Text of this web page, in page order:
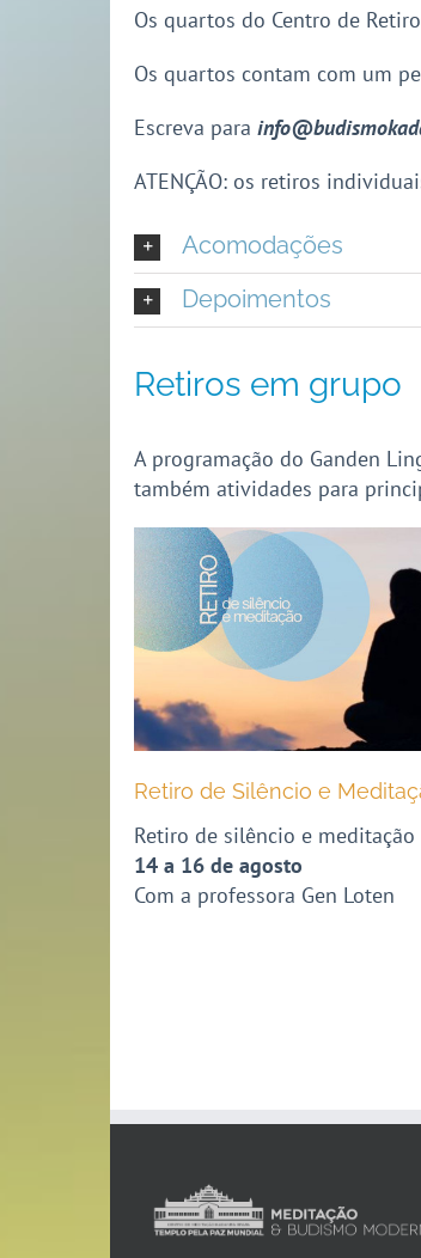
Os quartos do Centro de
Os quartos contam com um
Escreva para
ATENÇÃO: os retiros
Acomodações
Depoimentos
Retiros em grupo
A programação do Ganden
também atividades para
Retiro de Silêncio e
Retiro de silêncio e meditação
14 a 16 de agosto
Com a professora Gen Loten